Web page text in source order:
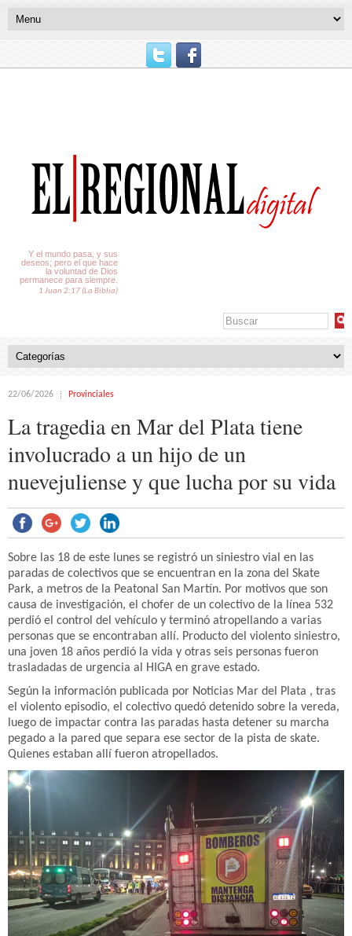
Y el mundo pasa, y sus
deseos; pero el que hace
la voluntad de Dios
permanece para siempre.
1 Juan 2:17 (La Biblia)
22/06/2026 Provinciales
La tragedia en Mar del Plata tiene
involucrado a un hijo de un
nuevejuliense y que lucha por su vida
Sobre las 18 de este lunes se registró un siniestro vial en las
paradas de colectivos que se encuentran en la zona del Skate
Park, a metros de la Peatonal San Martín. Por motivos que son
causa de investigación, el chofer de un colectivo de la línea 532
perdió el control del vehículo y terminó atropellando a varias
personas que se encontraban allí. Producto del violento siniestro,
una joven 18 años perdió la vida y otras seis personas fueron
trasladadas de urgencia al HIGA en grave estado.
Según la información publicada por Noticias Mar del Plata , tras
el violento episodio, el colectivo quedó detenido sobre la vereda,
luego de impactar contra las paradas hasta detener su marcha
pegado a la pared que separa ese sector de la pista de skate.
Quienes estaban allí fueron atropellados.